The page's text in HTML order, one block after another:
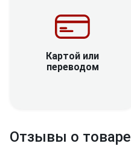
Картой или
переводом
Отзывы о товаре